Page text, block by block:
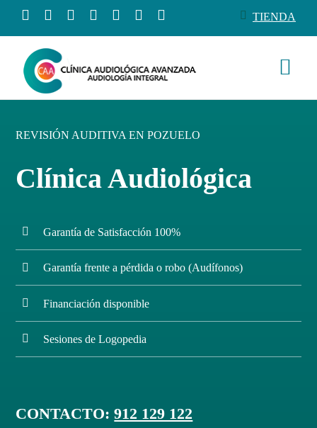
contenido
TIENDA
Salud auditiva
Tienda
Contacto
REVISIÓN AUDITIVA EN POZUELO
Clínica Audiológica
Garantía de Satisfacción 100%
Garantía frente a pérdida o robo (Audífonos)
Financiación disponible
Sesiones de Logopedia
CONTACTO:912 129 122